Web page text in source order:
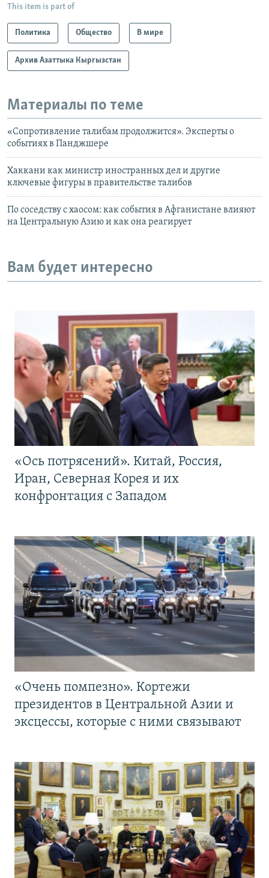
This item is part of
Политика Общество В мире
Архив Азаттыка Кыргызстан
Материалы по теме
«Сопротивление талибам продолжится». Эксперты о
событиях в Панджшере
Хаккани как министр иностранных дел и другие
ключевые фигуры в правительстве талибов
По соседству с хаосом: как события в Афганистане влияют
на Центральную Азию и как она реагирует
Вам будет интересно
«Ось потрясений». Китай, Россия,
Иран, Северная Корея и их
конфронтация с Западом
«Очень помпезно». Кортежи
президентов в Центральной Азии и
эксцессы, которые с ними связывают